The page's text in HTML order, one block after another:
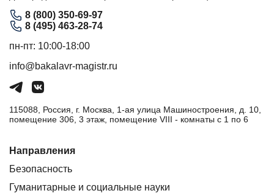
8 (800) 350-69-97
8 (495) 463-28-74
пн-пт: 10:00-18:00
info@bakalavr-magistr.ru
115088, Россия, г. Москва, 1-ая улица Машиностроения, д. 10,
помещение 306, 3 этаж, помещение VIII - комнаты с 1 по 6
Направления
Безопасность
Гуманитарные и социальные науки